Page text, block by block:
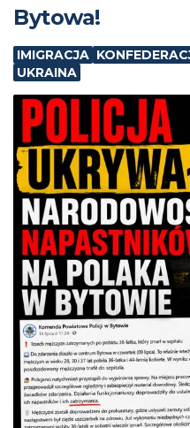
Bytowa!
IMIGRACJA
UKRAINA